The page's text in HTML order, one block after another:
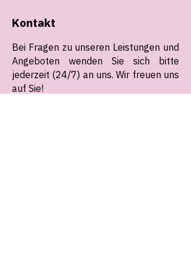
Kontakt
Bei Fragen zu unseren Leistungen und
Angeboten wenden Sie sich bitte
jederzeit (24/7) an uns. Wir freuen uns
auf Sie!